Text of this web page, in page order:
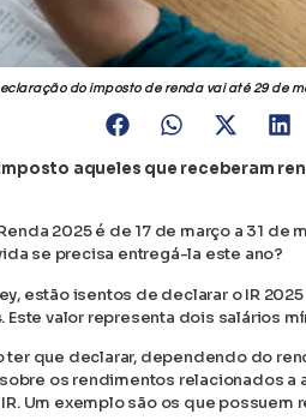
do imposto de renda vai até 29 de
aqueles que receberam
2025 é de 17 de março a 31
se precisa entregá-la este ano?
estão isentos de declarar o IR
valor representa dois salários
que declarar, dependendo do
os rendimentos relacionados a
Um exemplo são os que possuem